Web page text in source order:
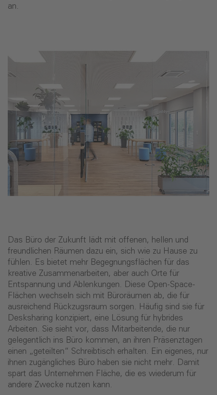
an.
Das Büro der Zukunft lädt mit offenen, hellen und
freundlichen Räumen dazu ein, sich wie zu Hause zu
fühlen. Es bietet mehr Begegnungsflächen für das
kreative Zusammenarbeiten, aber auch Orte für
Entspannung und Ablenkungen. Diese Open-Space-
Flächen wechseln sich mit Büroräumen ab, die für
ausreichend Rückzugsraum sorgen. Häufig sind sie für
Desksharing konzipiert, eine Lösung für hybrides
Arbeiten. Sie sieht vor, dass Mitarbeitende, die nur
gelegentlich ins Büro kommen, an ihren Präsenztagen
einen „geteilten“ Schreibtisch erhalten. Ein eigenes, nur
ihnen zugängliches Büro haben sie nicht mehr. Damit
spart das Unternehmen Fläche, die es wiederum für
andere Zwecke nutzen kann.